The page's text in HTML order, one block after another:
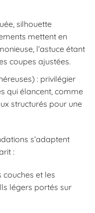
silhouette
mettent en
l’astuce étant
coupes ajustées.
: privilégier
qui élancent, comme
structurés pour une
s’adaptent
:
et les
légers portés sur